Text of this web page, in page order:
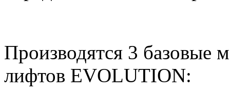
Производятся 3 базовые
лифтов EVOLUTION: